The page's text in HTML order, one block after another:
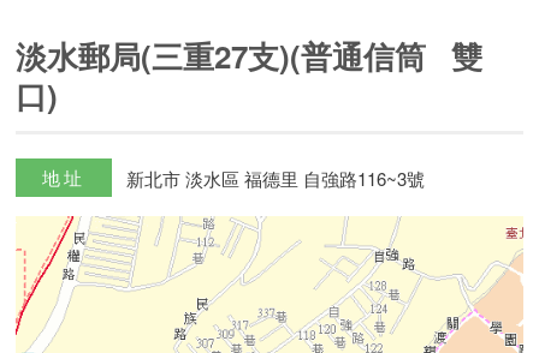
淡水郵局(三重27支)(普通信筒 雙
口)
地址 新北市 淡水區 福德里 自強路116~3號